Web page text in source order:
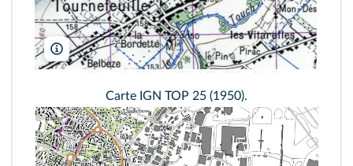
Institut national de l'information géographique et forestière
Carte IGN TOP 25 (1950).